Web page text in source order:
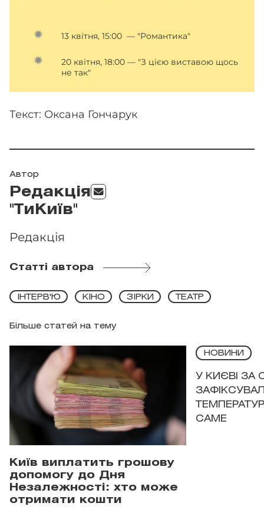
13 квітня, 15:00 — "Романтика"
20 квітня, 18:00 — "З цією виставою щось
не так"
Текст: Оксана Гончарук
Автор
Редакція
"ТиКиїв"
Редакція
Статті автора
Більше статей на тему
ІНТЕРВ'Ю КІНО ЗІРКИ ТЕАТР
Київ виплатить грошову
допомогу до Дня
Незалежності: хто може
отримати кошти
НОВИНИ
У КИЄВІ ЗА
САМЕ